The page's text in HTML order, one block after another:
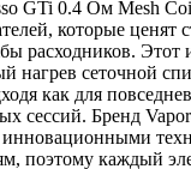
GTi 0.4 Ом Mesh
которые ценят
расходников. Этот
нагрев сеточной
как для
сессий. Бренд
инновационными
поэтому каждый